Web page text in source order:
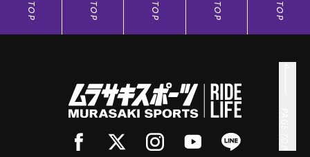
TOP TOP TOP TOP TOP